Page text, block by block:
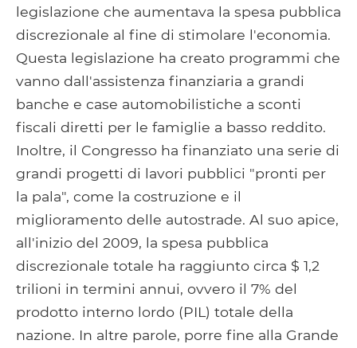
legislazione che aumentava la spesa pubblica
discrezionale al fine di stimolare l'economia.
Questa legislazione ha creato programmi che
vanno dall'assistenza finanziaria a grandi
banche e case automobilistiche a sconti
fiscali diretti per le famiglie a basso reddito.
Inoltre, il Congresso ha finanziato una serie di
grandi progetti di lavori pubblici "pronti per
la pala", come la costruzione e il
miglioramento delle autostrade. Al suo apice,
all'inizio del 2009, la spesa pubblica
discrezionale totale ha raggiunto circa $ 1,2
trilioni in termini annui, ovvero il 7% del
prodotto interno lordo (PIL) totale della
nazione. In altre parole, porre fine alla Grande